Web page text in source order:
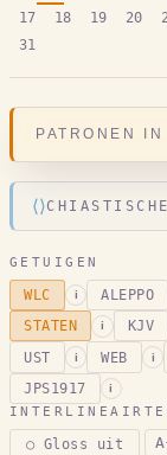
17
18 19 20
31
PATRONEN
⟨⟩
GETUIGEN
WLC i ALEPPO
STATEN i KJV
UST i WEB i
JPS1917 i
INTERLINEAIR
○ Gloss uit A